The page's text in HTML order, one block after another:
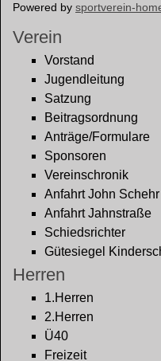
Powered by sportverein-
Verein
Vorstand
Jugendleitung
Satzung
Beitragsordnung
Anträge/Formulare
Sponsoren
Vereinschronik
Anfahrt John
Anfahrt Jahnstraße
Schiedsrichter
Gütesiegel
Herren
1.Herren
2.Herren
Ü40
Freizeit